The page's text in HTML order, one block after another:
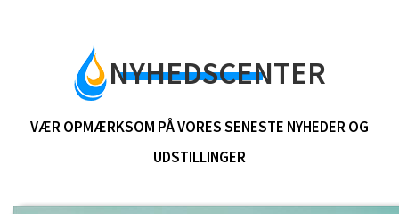
NYHEDSCENTER
VÆR OPMÆRKSOM PÅ VORES SENESTE NYHEDER OG
UDSTILLINGER